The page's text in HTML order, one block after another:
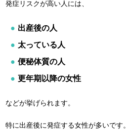
発症リスクが高い人には、
出産後の人
太っている人
便秘体質の人
更年期以降の女性
などが挙げられます。
特に出産後に発症する女性が多いです。